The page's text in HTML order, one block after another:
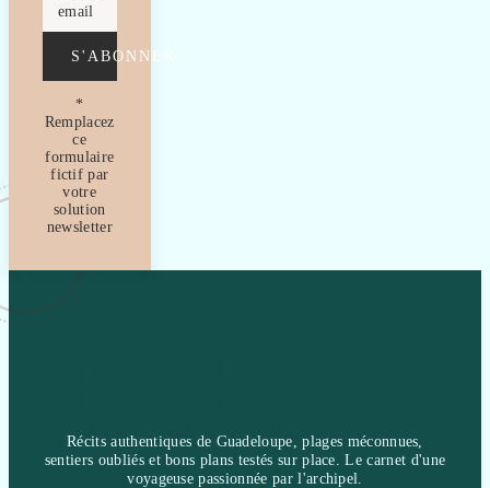
email
S'ABONNER
*
Remplacez
ce
formulaire
fictif par
votre
solution
newsletter
Récits authentiques de Guadeloupe, plages méconnues,
sentiers oubliés et bons plans testés sur place. Le carnet d'une
voyageuse passionnée par l'archipel.